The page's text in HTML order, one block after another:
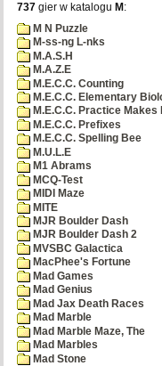
737 gier w katalogu M :
M N Puzzle
M-ss-ng L-nks
M.A.S.H
M.A.Z.E
M.E.C.C. Counting
M.E.C.C. Elementary
M.E.C.C. Practice Makes
M.E.C.C. Prefixes
M.E.C.C. Spelling Bee
M.U.L.E
M1 Abrams
MCQ-Test
MIDI Maze
MITE
MJR Boulder Dash
MJR Boulder Dash 2
MVSBC Galactica
MacPhee's Fortune
Mad Games
Mad Genius
Mad Jax Death Races
Mad Marble
Mad Marble Maze, The
Mad Marbles
Mad Stone